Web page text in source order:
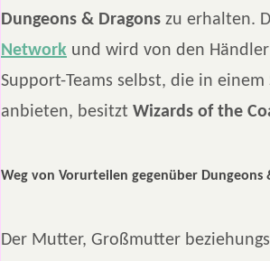
Dungeons & Dragons zu erhalten.
Network und wird von den
Support-Teams selbst, die in
anbieten, besitzt Wizards of the
Weg von Vorurteilen gegenüber Dungeons
Der Mutter, Großmutter